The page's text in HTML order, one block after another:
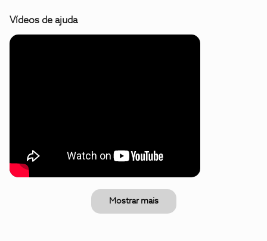
Vídeos de ajuda
Mostrar mais